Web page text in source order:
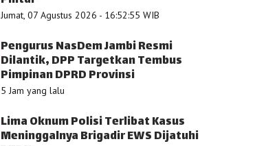
Jumat, 07 Agustus 2026 - 16:52:55 WIB
Pengurus NasDem Jambi Resmi
Dilantik, DPP Targetkan Tembus
Pimpinan DPRD Provinsi
5 Jam yang lalu
Lima Oknum Polisi Terlibat Kasus
Meninggalnya Brigadir EWS Dijatuhi